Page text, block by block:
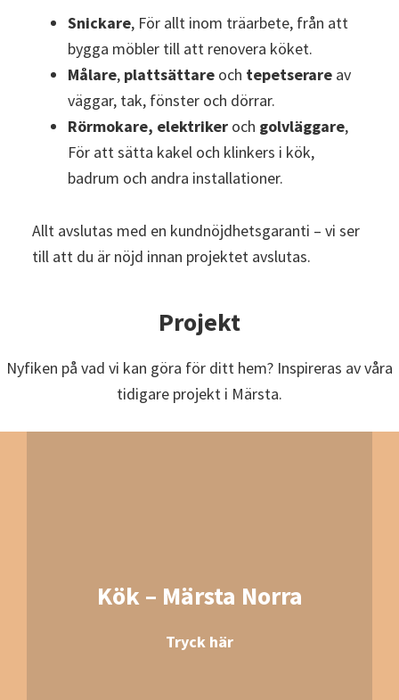
Snickare, För allt inom träarbete, från att
bygga möbler till att renovera köket.
Målare, plattsättareoch tepetserareav
väggar, tak, fönster och dörrar.
Rörmokare, elektriker och golvläggare,
För att sätta kakel och klinkers i kök,
badrum och andra installationer.
Allt avslutas med en kundnöjdhetsgaranti – vi ser
till att du är nöjd innan projektet avslutas.
Projekt
Nyfiken på vad vi kan göra för ditt hem? Inspireras av våra
tidigare projekt i Märsta.
Kök – Märsta Norra
Tryck här